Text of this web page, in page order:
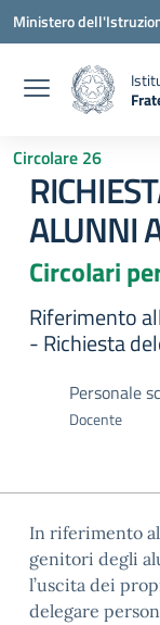
Vai ai contenuti
Vai al menu di
Vai al footer
Ministero
Circolare 26
ALUNNI
Circolari
Riferimento
- Richiesta
Personale
Docente
In riferimento
genitori degli
l’uscita dei
delegare